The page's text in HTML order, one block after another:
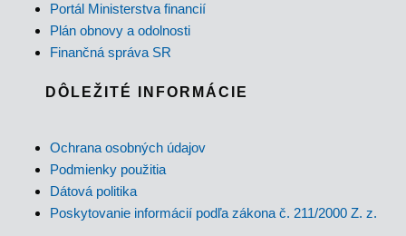
Portál Ministerstva financií
Plán obnovy a odolnosti
Finančná správa SR
DÔLEŽITÉ INFORMÁCIE
Ochrana osobných údajov
Podmienky použitia
Dátová politika
Poskytovanie informácií podľa zákona č. 211/2000 Z. z.